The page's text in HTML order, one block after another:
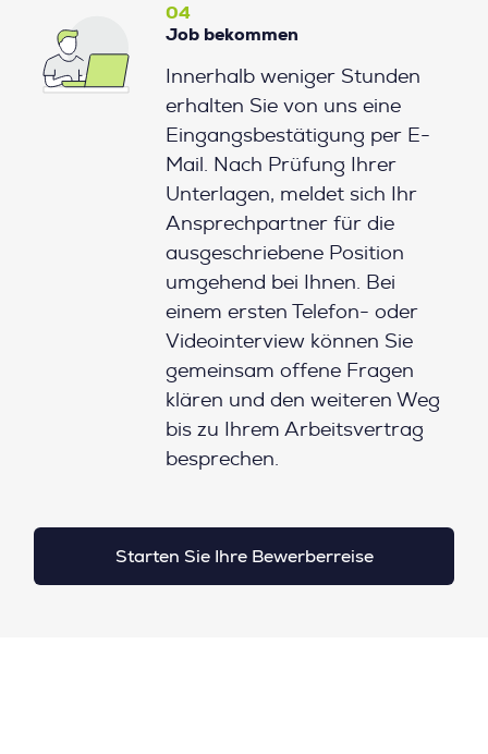
04
Job bekommen
Innerhalb weniger Stunden
erhalten Sie von uns eine
Eingangsbestätigung per E-
Mail. Nach Prüfung Ihrer
Unterlagen, meldet sich Ihr
Ansprechpartner für die
ausgeschriebene Position
umgehend bei Ihnen. Bei
einem ersten Telefon- oder
Videointerview können Sie
gemeinsam offene Fragen
klären und den weiteren Weg
bis zu Ihrem Arbeitsvertrag
besprechen.
Starten Sie Ihre Bewerberreise